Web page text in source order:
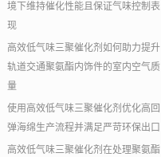
境下维持催化性能且保证气味控制表
现
高效低气味三聚催化剂如何助力提升
轨道交通聚氨酯内饰件的室内空气质
量
使用高效低气味三聚催化剂优化高回
弹海绵生产流程并满足严苛环保出口
高效低气味三聚催化剂在处理聚氨酯